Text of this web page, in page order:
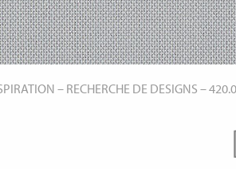
– RECHERCHE DE DESIGNS –